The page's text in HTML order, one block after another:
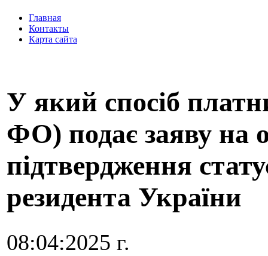
Главная
Контакты
Карта сайта
У який спосіб
ФО) подає заяву на
підтвердження
резидента України
08:04:2025 г.